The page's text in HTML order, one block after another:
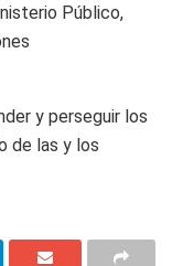
Público,
y perseguir los
de las y los